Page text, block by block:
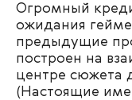
Огромный
ожидания
предыдущие
построен на
центре сюжета
(Настоящие